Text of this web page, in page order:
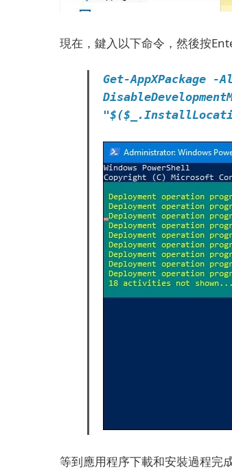
現在，鍵入以下命令，然後按
Get-AppXPackage -
等到應用程序下載和安裝過程完